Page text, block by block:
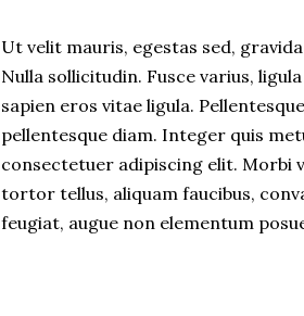
Ut velit mauris, egestas sed,
Nulla sollicitudin. Fusce varius,
sapien eros vitae ligula.
pellentesque diam. Integer quis
consectetuer adipiscing elit. Morbi
tortor tellus, aliquam faucibus,
feugiat, augue non elementum